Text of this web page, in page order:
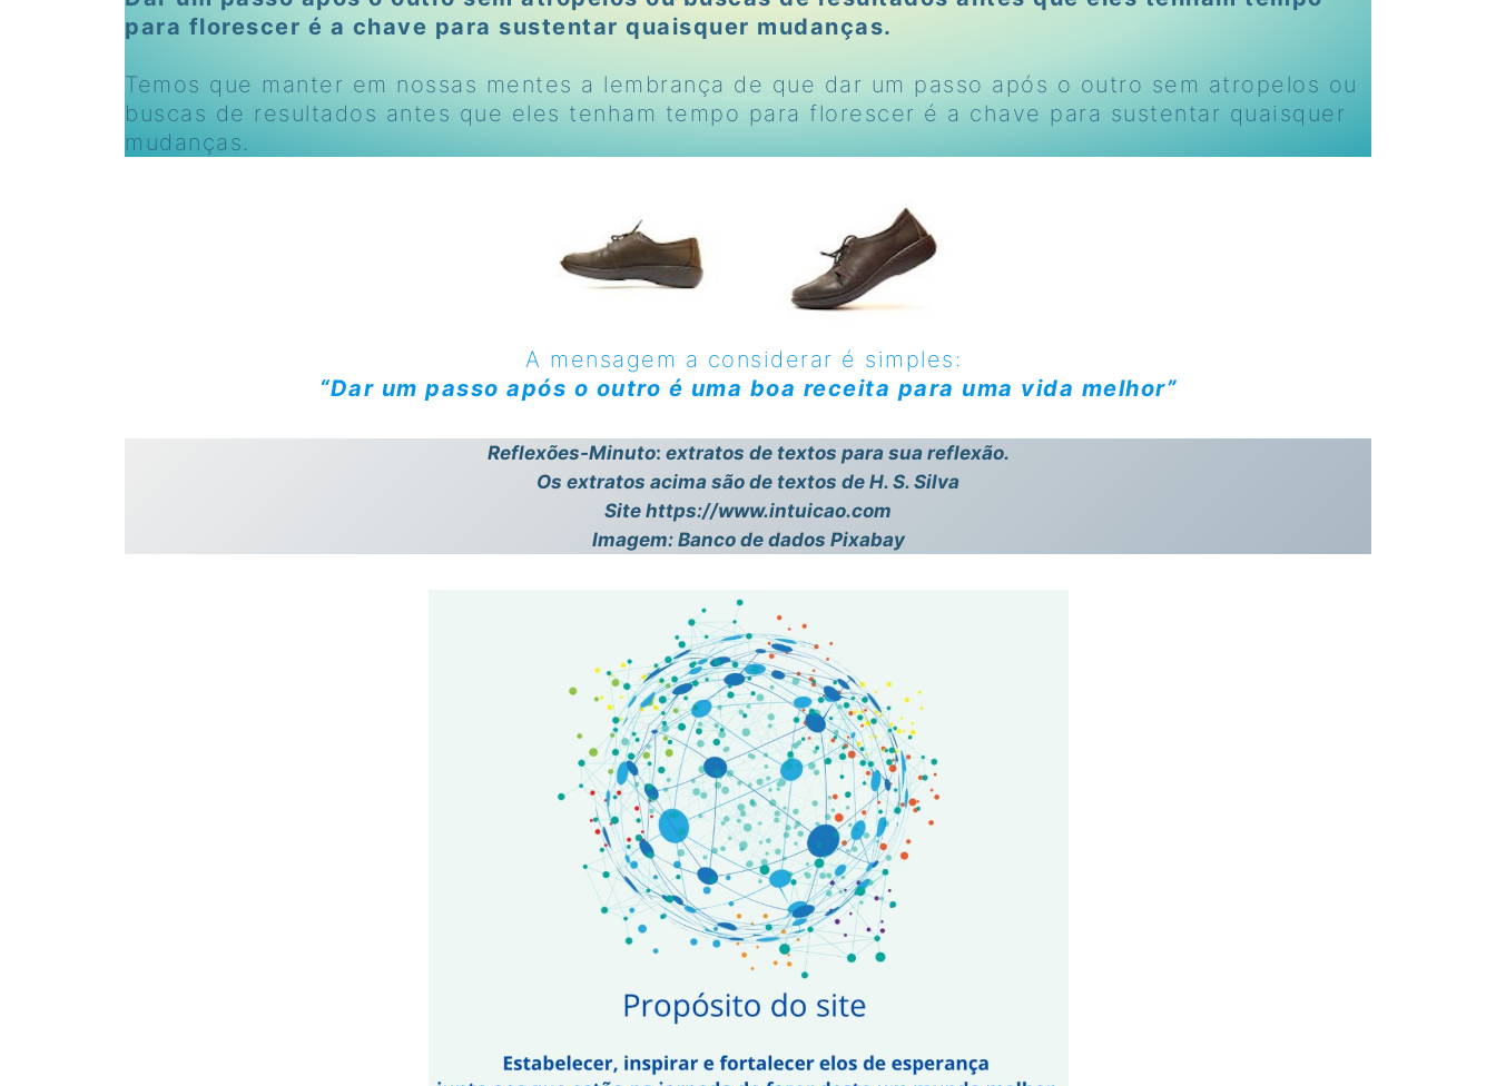
para florescer é a chave para sustentar quaisquer mudanças.
Temos que manter em nossas mentes a lembrança de que dar um passo após o outro sem atropelos ou
buscas de resultados antes que eles tenham tempo para florescer é a chave para sustentar quaisquer
mudanças.
A mensagem a considerar é simples:
“Dar um passo após o outro é uma boa receita para uma vida melhor”
Reflexões-Minuto: extratos de textos para sua reflexão.
Os extratos acima são de textos de H. S. Silva
Site https://www.intuicao.com
Imagem: Banco de dados Pixabay